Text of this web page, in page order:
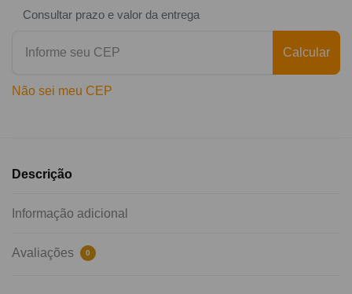
Consultar prazo e valor da entrega
Calcular
Não sei meu CEP
Descrição
Informação adicional
Avaliações 0